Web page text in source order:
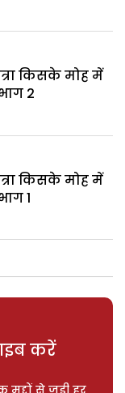
किसके मोह में
2
किसके मोह में
1
करें